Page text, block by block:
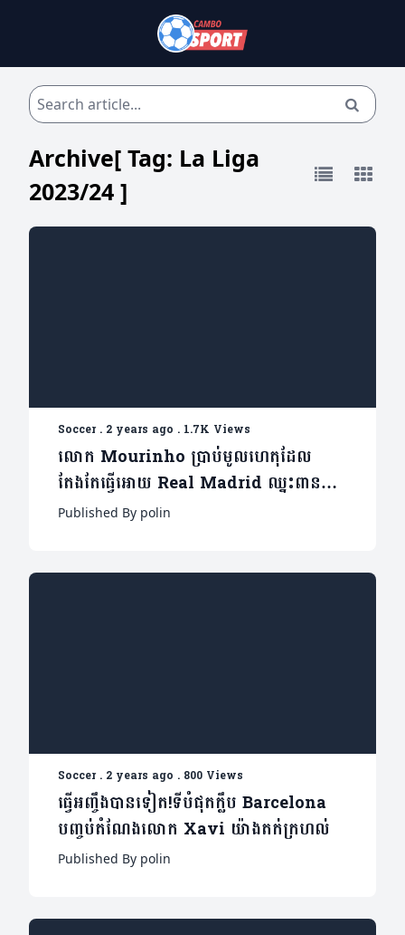
Archive[ Tag: La Liga
2023/24 ]
Soccer. 2 years ago . 1.7K Views
លោក Mourinho ប្រាប់មូលហេតុដែល
តែងតែធ្វើអោយ Real Madrid ឈ្នះពាន
UCL
Published By polin
Soccer. 2 years ago . 800 Views
ធ្វើអញ្ចឹងបានទៀត!ទីបំផុតក្លឹប Barcelona
បញ្ចប់តំណែងលោក Xavi យ៉ាងតក់ក្រហល់
Published By polin